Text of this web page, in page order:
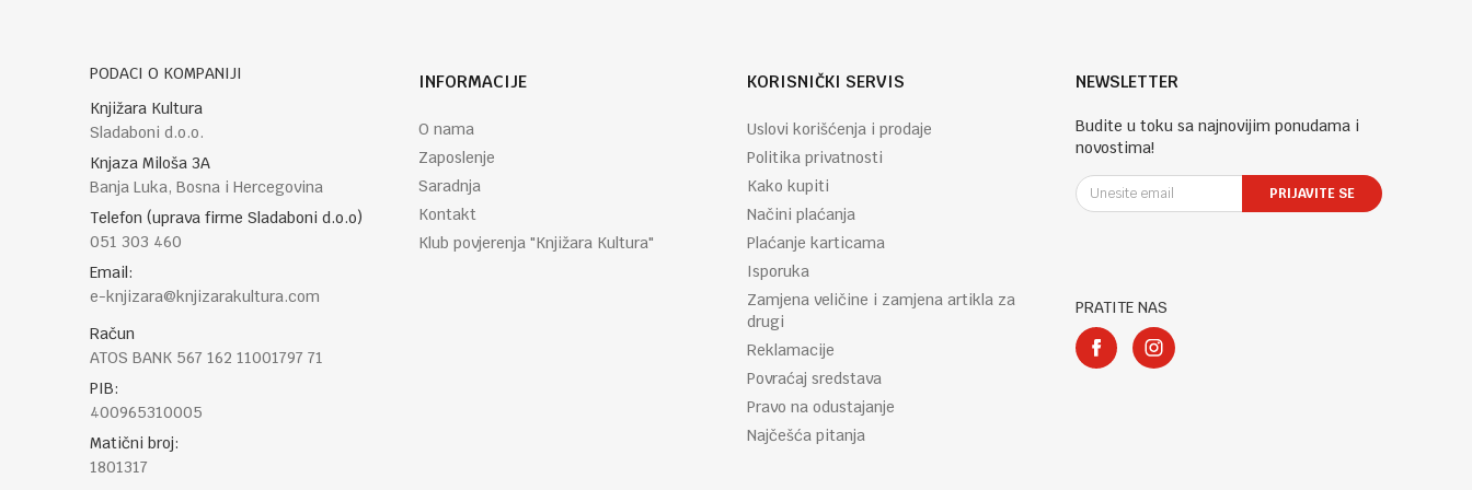
PODACI O KOMPANIJI
Knjižara Kultura
Sladaboni d.o.o.
Knjaza Miloša 3A
Banja Luka, Bosna i Hercegovina
Telefon (uprava firme Sladaboni d.o.o)
051 303 460
Email:
e-knjizara@knjizarakultura.com
Račun
ATOS BANK 567 162 11001797 71
PIB:
400965310005
Matični broj:
1801317
INFORMACIJE
O nama
Zaposlenje
Saradnja
Kontakt
Klub povjerenja "Knjižara Kultura"
KORISNIČKI SERVIS
Uslovi korišćenja i prodaje
Politika privatnosti
Kako kupiti
Načini plaćanja
Plaćanje karticama
Isporuka
Zamjena veličine i zamjena artikla za
drugi
Reklamacije
Povraćaj sredstava
Pravo na odustajanje
Najčešća pitanja
NEWSLETTER
Budite u toku sa najnovijim ponudama i
novostima!
PRIJAVITE SE
PRATITE NAS